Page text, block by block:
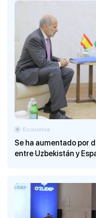
Se ha aumentado por
entre Uzbekistán y
Economía